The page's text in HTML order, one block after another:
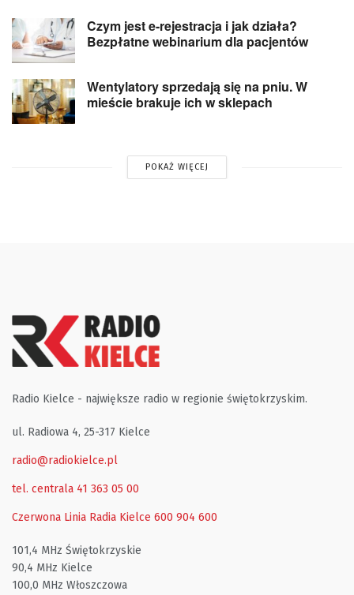
Czym jest e-rejestracja i jak działa?
Bezpłatne webinarium dla pacjentów
Wentylatory sprzedają się na pniu. W
mieście brakuje ich w sklepach
POKAŻ WIĘCEJ
Radio Kielce - największe radio w regionie świętokrzyskim.
ul. Radiowa 4, 25-317 Kielce
radio@radiokielce.pl
tel. centrala 41 363 05 00
Czerwona Linia Radia Kielce 600 904 600
101,4 MHz Świętokrzyskie
90,4 MHz Kielce
100,0 MHz Włoszczowa